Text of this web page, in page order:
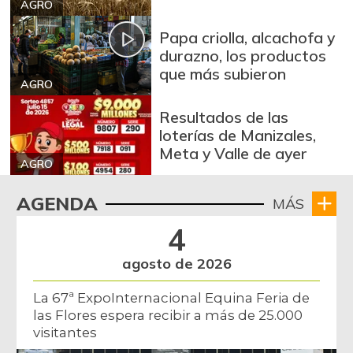
Arroz de segunda
07/25/2026 -0,53%
Arroz excelso
07/25/2026
$ 3.636,56
+0,19%
Arroz paddy verde
12/09/2023
$ 1.572,00
+52,37%
Arroz sopa cristal $ 2.415,00
Arveja amarilla
Arveja enlatada
07/25/2026
$ 14.130,40
+2,79%
Arveja verde
AGRO
AGRO
Papa criolla, alcachofa y
durazno, los productos
que más subieron
AGRO
Resultados de las
loterías de Manizales,
Meta y Valle de ayer
AGENDA MÁS
4
agosto de 2026
La 67ª ExpoInternacional Equina Feria de
las Flores espera recibir a más de 25.000
visitantes